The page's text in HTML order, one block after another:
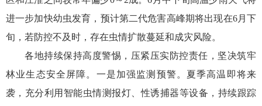
进一步加快幼虫发育，预计第二代危害高峰期将出现在6月下
旬，若防控不及时，存在虫情扩散蔓延和成灾风险。
各地持续保持高度警惕，压紧压实防控责任，坚决筑牢
林业生态安全屏障。一是加强监测预警。夏季高温即将来
袭，充分利用智能虫情测报灯、性诱捕器等设备，持续跟踪